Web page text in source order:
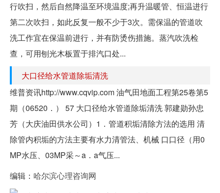
行吹扫，然后自然降温至环境温度;再升温暖管、恒温进行
第二次吹扫，如此反复一般不少于3次。需保温的管道吹
洗工作宜在保温前进行，并有防烫伤措施。蒸汽吹洗检
查，可用刨光木板置于排汽口处...
大口径给水管道除垢清洗
维普资讯http://www.cqvip.com 油气田地面工程第25卷第5
期（06520．） 57 大口径给水管道除垢清洗 郭建勋孙忠
芳（大庆油田供水公司）1．管道积垢清除方法的选用 清
除管内积垢的方法主要有水力清管法、机械 口口径（用0
MP水压、03MP采～a．a气压...
编辑： 哈尔滨心理咨询网